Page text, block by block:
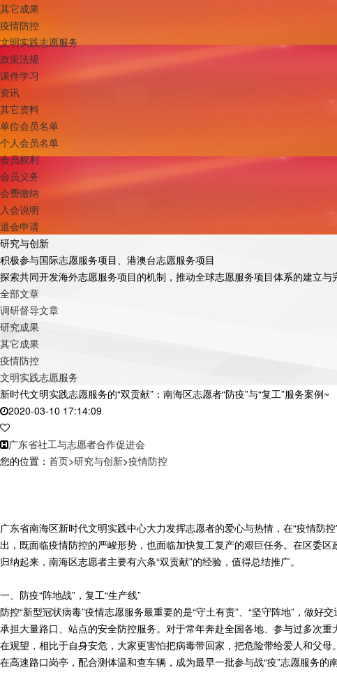
其它成果
疫情防控
文明实践志愿服务
政策法规
课件学习
资讯
其它资料
单位会员名单
个人会员名单
会员权利
会员义务
会费缴纳
入会说明
退会申请
研究与创新
积极参与国际志愿服务项目、港澳台志愿服务项目
探索共同开发海外志愿服务项目的机制，推动全球志愿服务项目体系的建立与
全部文章
调研督导文章
研究成果
其它成果
疫情防控
文明实践志愿服务
新时代文明实践志愿服务的“双贡献”：南海区志愿者“防疫”与“复工”服务案例~
2020-03-10 17:14:09
广东省社工与志愿者合作促进会
您的位置： 首页>研究与创新>疫情防控
广东省南海区新时代文明实践中心大力发挥志愿者的爱心与热情，在“疫情防
出，既面临疫情防控的严峻形势，也面临加快复工复产的艰巨任务。在区委
归纳起来，南海区志愿者主要有六条“双贡献”的经验，值得总结推广。
一、防疫“阵地战”，复工“生产线”
防控“新型冠状病毒”疫情志愿服务最重要的是“守土有责”、“坚守阵地”，做
承担大量路口、站点的安全防控服务。对于常年奔赴全国各地、参与过多次
在观望，相比于自身安危，大家更害怕把病毒带回家，把危险带给爱人和父
在高速路口岗亭，配合测体温和查车辆，成为最早一批参与战“疫”志愿服务